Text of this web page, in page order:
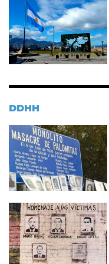
Imagen
DDHH
Imagen
Imagen